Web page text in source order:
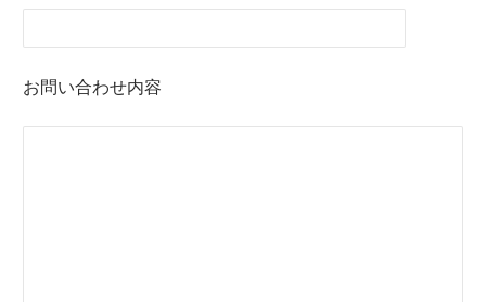
お問い合わせ内容